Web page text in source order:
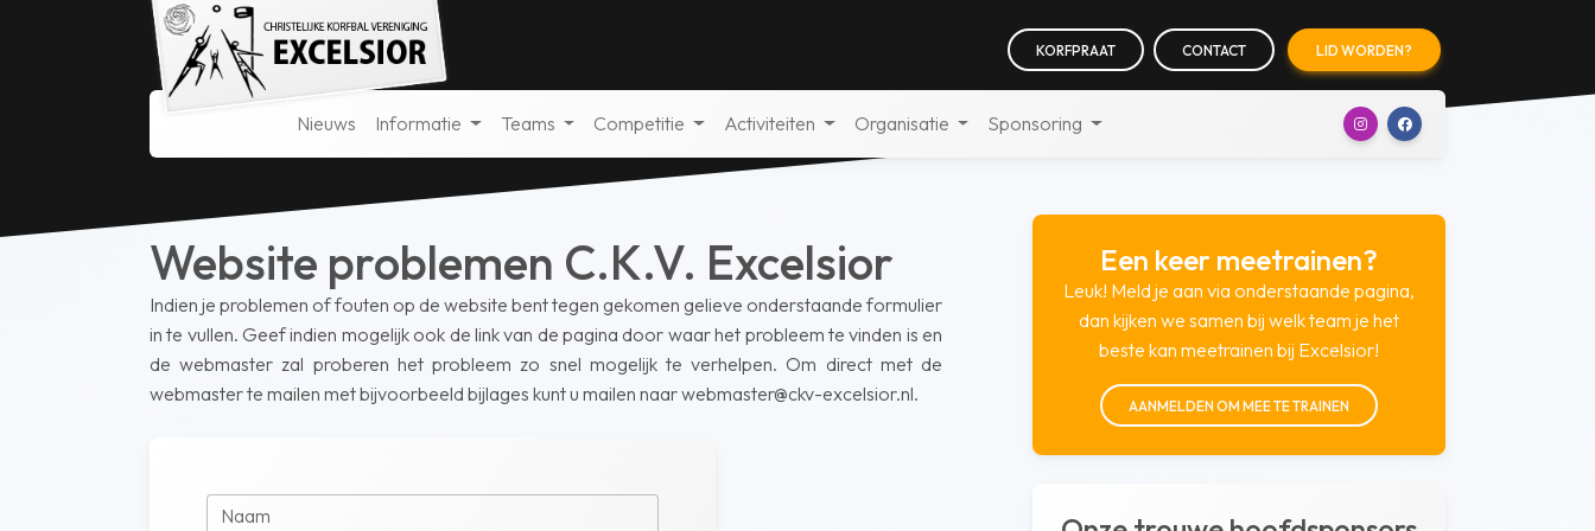
KORFPRAAT CONTACT LID WORDEN?
Nieuws Informatie Teams Competitie Activiteiten Organisatie Sponsoring
Website problemen C.K.V. Excelsior
Indien je problemen of fouten op de website bent tegen gekomen gelieve onderstaande formulier
in te vullen. Geef indien mogelijk ook de link van de pagina door waar het probleem te vinden is en
de webmaster zal proberen het probleem zo snel mogelijk te verhelpen. Om direct met de
webmaster te mailen met bijvoorbeeld bijlages kunt u mailen naar webmaster@ckv-excelsior.nl.
Naam
Een keer meetrainen?
Leuk! Meld je aan via onderstaande pagina,
dan kijken we samen bij welk team je het
beste kan meetrainen bij Excelsior!
AANMELDEN OM MEE TE TRAINEN